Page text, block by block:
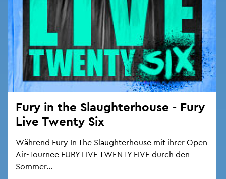
Fury in the Slaugh­ter­hou­se - Fury
Live Twen­ty Six
Wäh­rend Fury In The Slaugh­ter­hou­se mit ihrer Open
Air-Tour­nee FURY LIVE TWEN­TY FIVE durch den
Som­mer...